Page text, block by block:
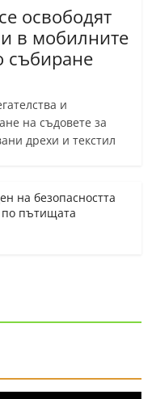
освободят
в мобилните
събиране
и
на съдовете за
дрехи и текстил
на безопасността
пътищата